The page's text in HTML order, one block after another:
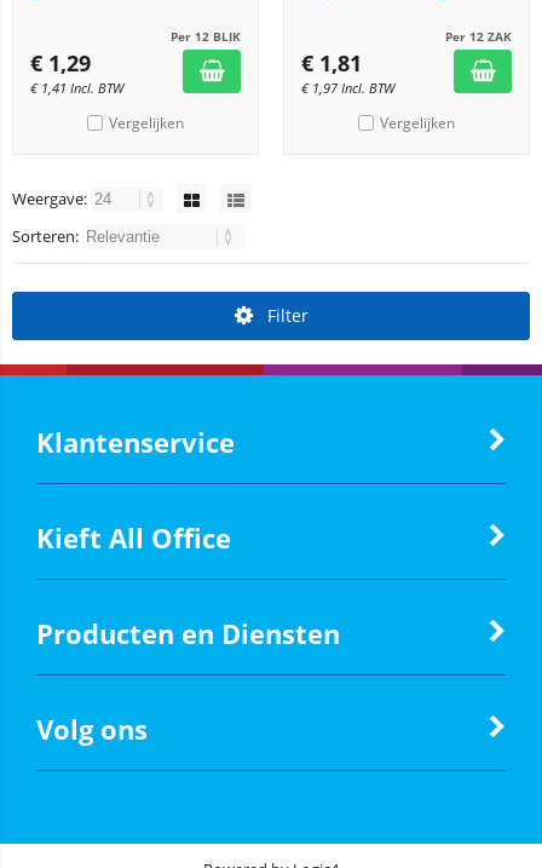
Per 12 BLIK
€ 1,29
€ 1,41 Incl. BTW
Vergelijken
Per 12 ZAK
€ 1,81
€ 1,97 Incl. BTW
Vergelijken
Weergave:
Sorteren:
Filter
Klantenservice
Kieft All Office
Producten en Diensten
Volg ons